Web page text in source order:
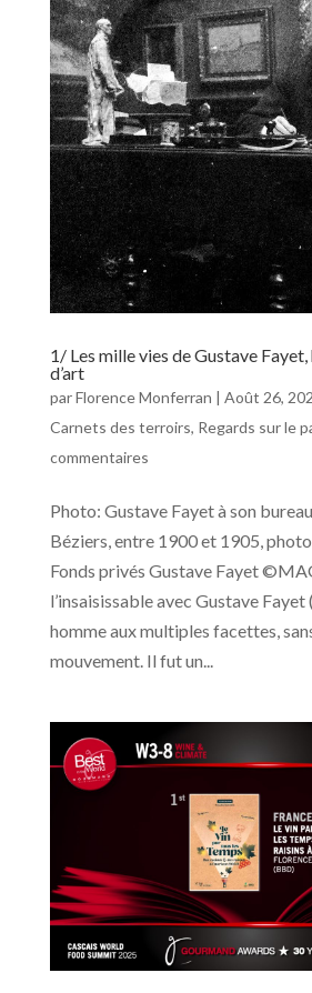
1/ Les mille vies de Gustave
d’art
parFlorence Monferran | Août 26,
Carnets des terroirs, Regards sur le
commentaires
Photo: Gustave Fayet à son
Béziers, entre 1900 et 1905,
Fonds privés Gustave Fayet
l’insaisissable avec Gustave
homme aux multiples facettes,
mouvement. Il fut un...